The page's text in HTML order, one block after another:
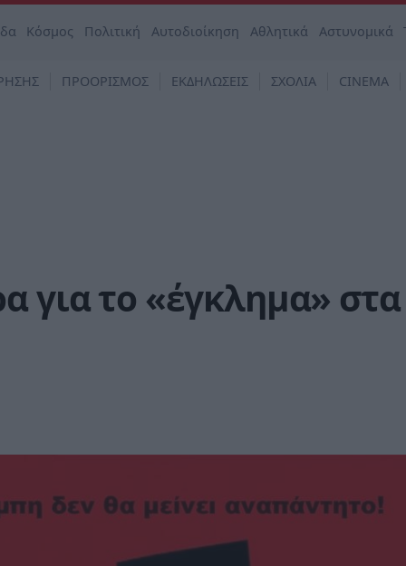
Κόσμος Πολιτική Αυτοδιοίκηση Αθλητικά Αστυνομικά
ΠΡΟΟΡΙΣΜΟΣ ΕΚΔΗΛΩΣΕΙΣ ΣΧΟΛΙΑ CINEMA
για το «έγκλημα» στα